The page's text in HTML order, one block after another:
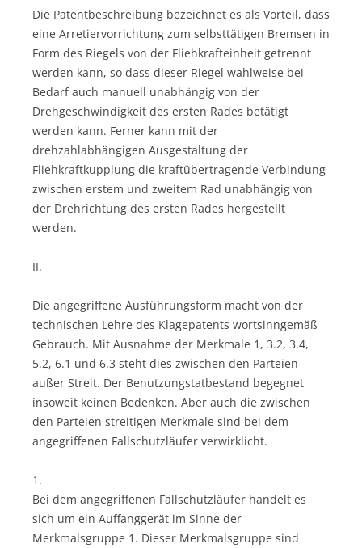
Die Patentbeschreibung bezeichnet es als Vorteil, dass
eine Arretiervorrichtung zum selbsttätigen Bremsen in
Form des Riegels von der Fliehkrafteinheit getrennt
werden kann, so dass dieser Riegel wahlweise bei
Bedarf auch manuell unabhängig von der
Drehgeschwindigkeit des ersten Rades betätigt
werden kann. Ferner kann mit der
drehzahlabhängigen Ausgestaltung der
Fliehkraftkupplung die kraftübertragende Verbindung
zwischen erstem und zweitem Rad unabhängig von
der Drehrichtung des ersten Rades hergestellt
werden.
II.
Die angegriffene Ausführungsform macht von der
technischen Lehre des Klagepatents wortsinngemäß
Gebrauch. Mit Ausnahme der Merkmale 1, 3.2, 3.4,
5.2, 6.1 und 6.3 steht dies zwischen den Parteien
außer Streit. Der Benutzungstatbestand begegnet
insoweit keinen Bedenken. Aber auch die zwischen
den Parteien streitigen Merkmale sind bei dem
angegriffenen Fallschutzläufer verwirklicht.
1.
Bei dem angegriffenen Fallschutzläufer handelt es
sich um ein Auffanggerät im Sinne der
Merkmalsgruppe 1. Dieser Merkmalsgruppe sind